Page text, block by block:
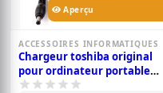
Aperçu
ACCESSOIRES INFORMATIQUES
Chargeur toshiba original
pour ordinateur portable
19v/ 2.37a